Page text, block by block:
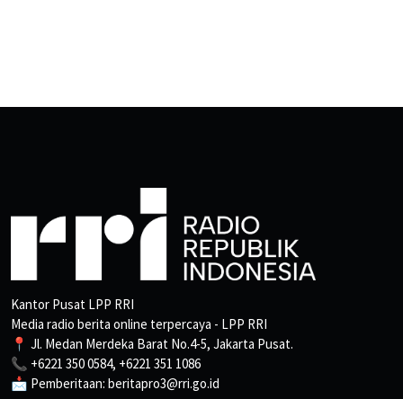
Kantor Pusat LPP RRI
Media radio berita online terpercaya - LPP RRI
📍 Jl. Medan Merdeka Barat No.4-5, Jakarta Pusat.
📞 +6221 350 0584, +6221 351 1086
📩 Pemberitaan: beritapro3@rri.go.id